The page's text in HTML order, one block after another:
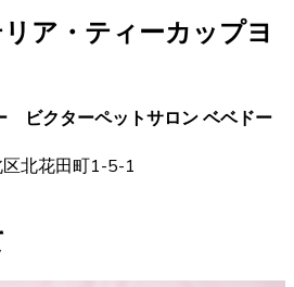
ア・ティーカップヨ
ペットサロン ベベドー
北花田町1-5-1